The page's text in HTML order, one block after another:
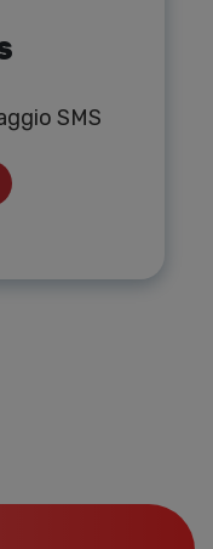
SMS